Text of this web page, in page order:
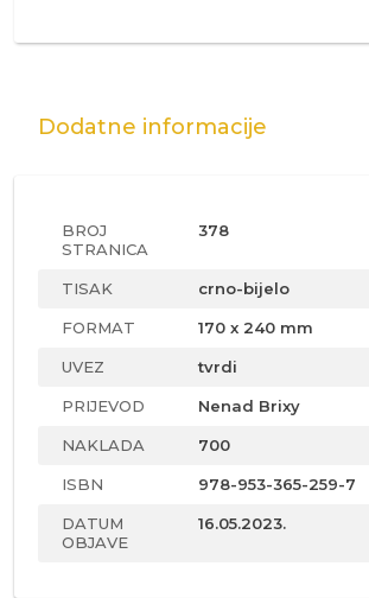
Dodatne informacije
BROJ
STRANICA
378
TISAK crno-bijelo
FORMAT 170 x 240 mm
UVEZ tvrdi
PRIJEVOD Nenad Brixy
NAKLADA 700
ISBN 978-953-365-259-7
DATUM
OBJAVE
16.05.2023.